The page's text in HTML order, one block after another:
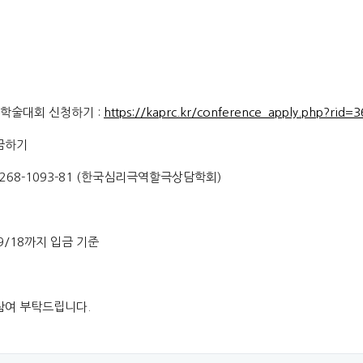
술대회 신청하기 : https://kaprc.kr/
기
1093-81 (한국심리극역할극상담학회)
18까지 입금 기준
부탁드립니다.